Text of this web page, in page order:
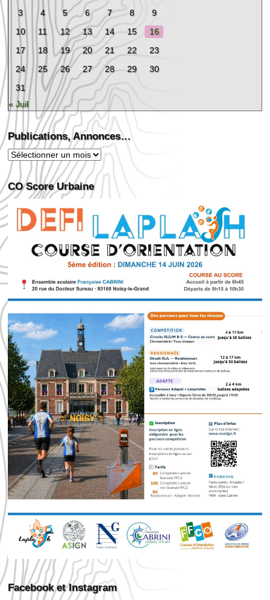
3
4 5 6 7 8
9
10
11 12 13 14 15
16
17
18 19 20 21 22
23
24
25 26 27 28 29
30
31
« Juil
Publications, Annonces…
Publications,
Annonces…
CO Score Urbaine
Facebook et Instagram